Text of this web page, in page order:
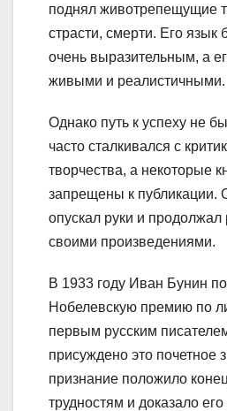
поднял животрепещущие
страсти, смерти. Его
очень выразительным, а
живыми и реалистичными.
Однако путь к успеху не
часто сталкивался с
творчества, а некоторые
запрещены к публикации.
опускал руки и продолжал
своими произведениями.
В 1933 году Иван Бунин
Нобелевскую премию по
первым русским
присуждено это почетное
признание положило
трудностям и доказало